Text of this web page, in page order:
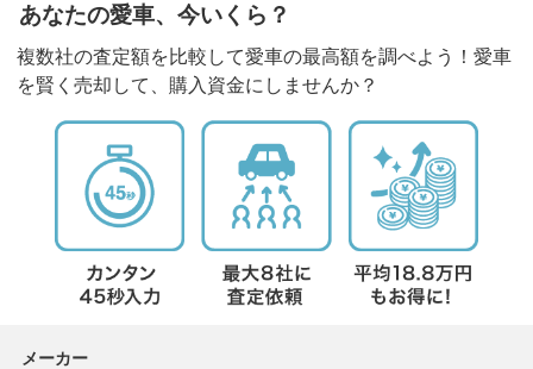
あなたの愛車、今いくら？
複数社の査定額を比較して愛車の最高額を調べよう！愛車
を賢く売却して、購入資金にしませんか？
メーカー